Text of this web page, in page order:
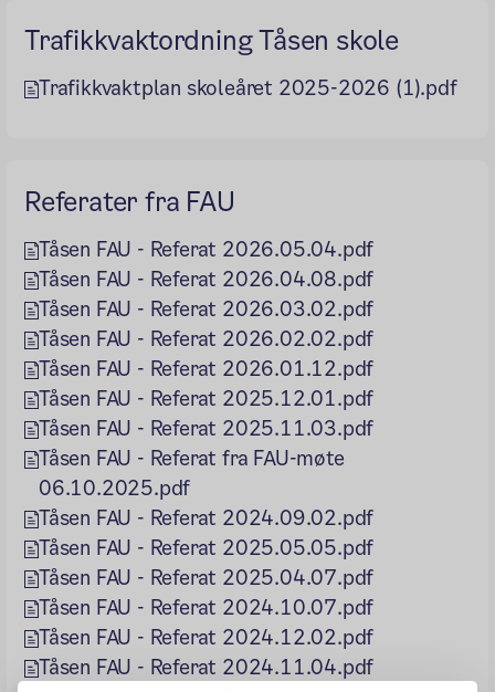
Trafikkvaktordning Tåsen skole
Trafikkvaktplan skoleåret 2025-2026 (1).pdf
Referater fra FAU
Tåsen FAU - Referat 2026.05.04.pdf
Tåsen FAU - Referat 2026.04.08.pdf
Tåsen FAU - Referat 2026.03.02.pdf
Tåsen FAU - Referat 2026.02.02.pdf
Tåsen FAU - Referat 2026.01.12.pdf
Tåsen FAU - Referat 2025.12.01.pdf
Tåsen FAU - Referat 2025.11.03.pdf
Tåsen FAU - Referat fra FAU-møte
06.10.2025.pdf
Tåsen FAU - Referat 2024.09.02.pdf
Tåsen FAU - Referat 2025.05.05.pdf
Tåsen FAU - Referat 2025.04.07.pdf
Tåsen FAU - Referat 2024.10.07.pdf
Tåsen FAU - Referat 2024.12.02.pdf
Tåsen FAU - Referat 2024.11.04.pdf